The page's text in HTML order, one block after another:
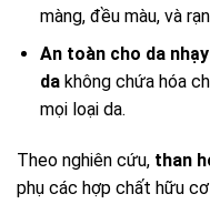
màng, đều màu, và
An toàn cho da
dakhông chứa hóa
mọi loại da.
Theo nghiên cứu, than
phụ các hợp chất hữu